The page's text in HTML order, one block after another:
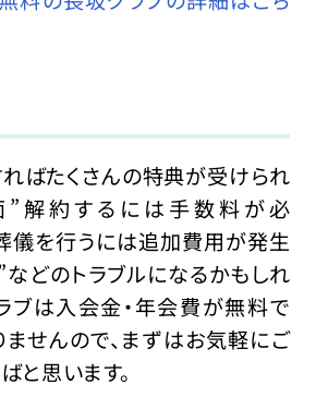
ばたくさんの特典が受けられ
”解約するには手数料が必
儀を行うには追加費用が発生
などのトラブルになるかもしれ
ブは入会金・年会費が無料で
ませんので、まずはお気軽にご
と思います。